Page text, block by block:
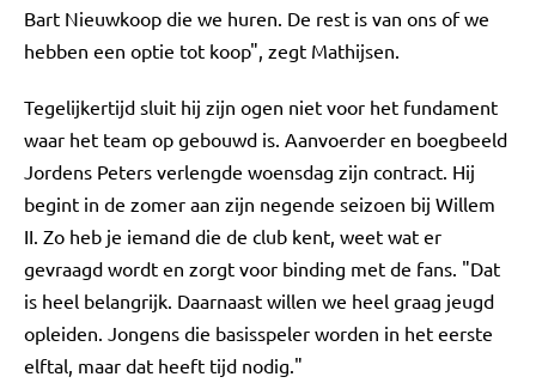
Bart Nieuwkoop die we huren. De rest is van ons of we
hebben een optie tot koop", zegt Mathijsen.
Tegelijkertijd sluit hij zijn ogen niet voor het fundament
waar het team op gebouwd is. Aanvoerder en boegbeeld
Jordens Peters verlengde woensdag zijn contract. Hij
begint in de zomer aan zijn negende seizoen bij Willem
II. Zo heb je iemand die de club kent, weet wat er
gevraagd wordt en zorgt voor binding met de fans. "Dat
is heel belangrijk. Daarnaast willen we heel graag jeugd
opleiden. Jongens die basisspeler worden in het eerste
elftal, maar dat heeft tijd nodig."